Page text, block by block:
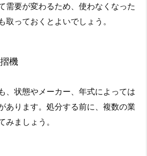
需要が変わるため、使わなくなった
取っておくとよいでしょう。
機
、状態やメーカー、年式によっては
あります。処分する前に、複数の業
みましょう。